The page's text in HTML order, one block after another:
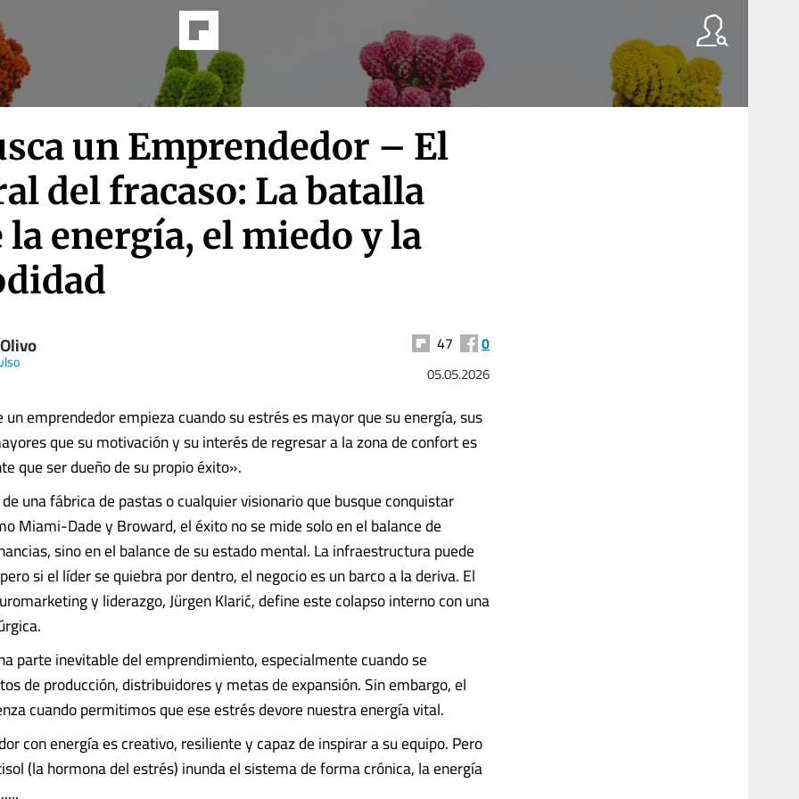
un Emprendedor – El
del fracaso: La batalla
energía, el miedo y la
47 0
05.05.2026
emprendedor empieza cuando su estrés es mayor que su energía, sus
que su motivación y su interés de regresar a la zona de confort es
que ser dueño de su propio éxito».
una fábrica de pastas o cualquier visionario que busque conquistar
Miami-Dade y Broward, el éxito no se mide solo en el balance de
sino en el balance de su estado mental. La infraestructura puede
si el líder se quiebra por dentro, el negocio es un barco a la deriva. El
y liderazgo, Jürgen Klarić, define este colapso interno con una
parte inevitable del emprendimiento, especialmente cuando se
de producción, distribuidores y metas de expansión. Sin embargo, el
cuando permitimos que ese estrés devore nuestra energía vital.
con energía es creativo, resiliente y capaz de inspirar a su equipo. Pero
(la hormona del estrés) inunda el sistema de forma crónica, la energía